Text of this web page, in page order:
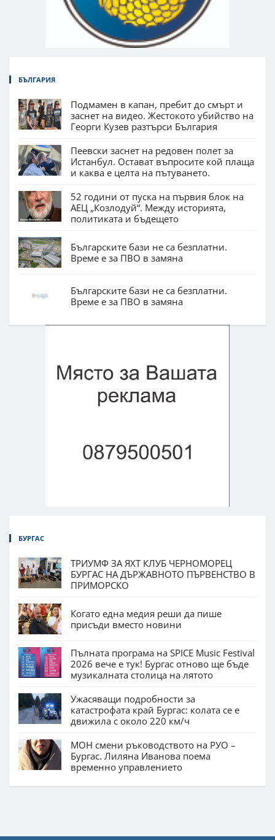
БЪЛГАРИЯ
Подмамен в капан, пребит до смърт и
заснет на видео. Жестокото убийство на
Георги Кузев разтърси България
Пеевски заснет на редовен полет за
Истанбул. Остават въпросите кой плаща
и каква е целта на пътуването.
52 години от пуска на първия блок на
АЕЦ „Козлодуй“. Между историята,
политиката и бъдещето
Българските бази не са безплатни.
Време е за ПВО в замяна
Българските бази не са безплатни.
Време е за ПВО в замяна
БУРГАС
ТРИУМФ ЗА ЯХТ КЛУБ ЧЕРНОМОРЕЦ
БУРГАС НА ДЪРЖАВНОТО ПЪРВЕНСТВО В
ПРИМОРСКО
Когато една медия реши да пише
присъди вместо новини
Пълната програма на SPICE Music Festival
2026 вече е тук! Бургас отново ще бъде
музикалната столица на лятото
Ужасяващи подробности за
катастрофата край Бургас: колата се е
движила с около 220 км/ч
МОН смени ръководството на РУО –
Бургас. Лиляна Иванова поема
временно управлението